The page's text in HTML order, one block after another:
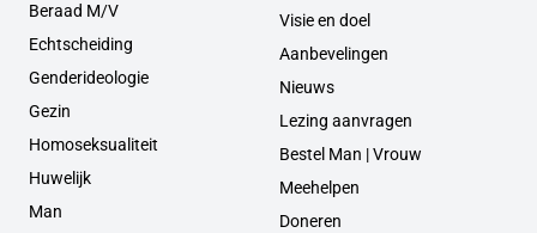
Beraad M/V
Echtscheiding
Genderideologie
Gezin
Homoseksualiteit
Huwelijk
Man
Visie en doel
Aanbevelingen
Nieuws
Lezing aanvragen
Bestel Man | Vrouw
Meehelpen
Doneren